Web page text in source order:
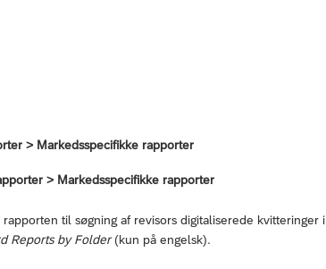
> Markedsspecifikke rapporter
> Markedsspecifikke rapporter
til søgning af revisors digitaliserede kvitteringer i
Reports by Folder(kun på engelsk).